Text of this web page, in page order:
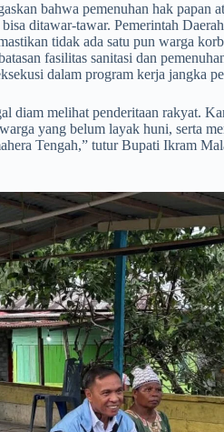
bahwa pemenuhan hak papan
ditawar-tawar. Pemerintah
tidak ada satu pun warga
fasilitas sanitasi dan
dalam program kerja jangka
diam melihat penderitaan rakyat.
yang belum layak huni, serta
Tengah,” tutur Bupati Ikram